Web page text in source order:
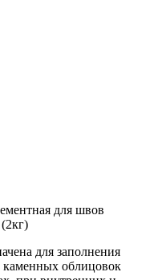
для швов
для заполнения
каменных облицовок